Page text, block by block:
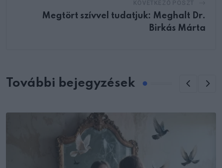
Megtört szívvel tudatjuk: Meghalt Dr.
Birkás Márta
További bejegyzések